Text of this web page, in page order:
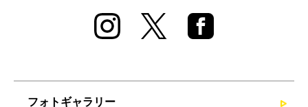
フォトギャラリー